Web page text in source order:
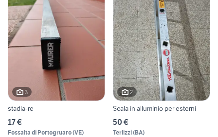
3
stadia-re
17 €
Fossalta di Portogruaro(VE)
2
Scala in alluminio per esterni
50 €
Terlizzi(BA)